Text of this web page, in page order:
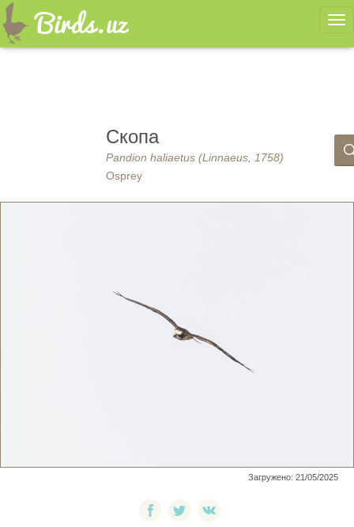
Скопа
Pandion haliaetus (Linnaeus, 1758)
Osprey
Загружено: 21/05/2025